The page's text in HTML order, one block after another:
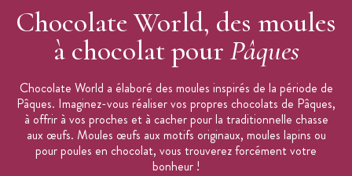
Chocolate World, des moules
à chocolat pour Pâques
Chocolate World a élaboré des moules inspirés de la période de
Pâques. Imaginez-vous réaliser vos propres chocolats de Pâques,
à offrir à vos proches et à cacher pour la traditionnelle chasse
aux œufs. Moules œufs aux motifs originaux, moules lapins ou
pour poules en chocolat, vous trouverez forcément votre
bonheur !